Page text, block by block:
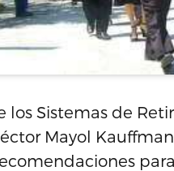
los Sistemas de
Mayol